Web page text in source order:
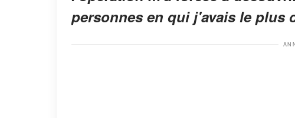
personnes en qui j'avais le plus